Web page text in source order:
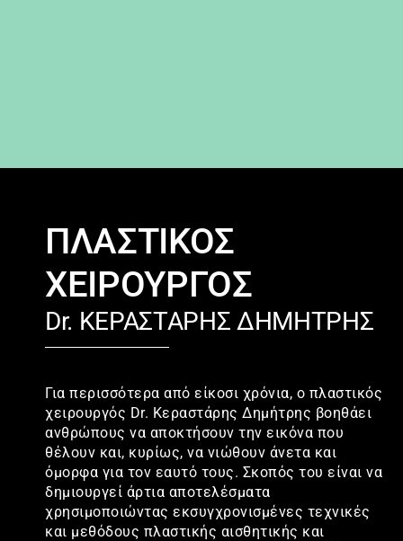
ΠΛΑΣΤΙΚΟΣ
ΧΕΙΡΟΥΡΓΟΣ
Dr. ΚΕΡΑΣΤΑΡΗΣ ΔΗΜΗΤΡΗΣ
Για περισσότερα από είκοσι χρόνια, ο πλαστικός
χειρουργός Dr. Κεραστάρης Δημήτρης βοηθάει
ανθρώπους να αποκτήσουν την εικόνα που
θέλουν και, κυρίως, να νιώθουν άνετα και
όμορφα για τον εαυτό τους. Σκοπός του είναι να
δημιουργεί άρτια αποτελέσματα
χρησιμοποιώντας εκσυγχρονισμένες τεχνικές
και μεθόδους πλαστικής αισθητικής και